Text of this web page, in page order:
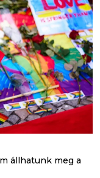
állhatunk meg a